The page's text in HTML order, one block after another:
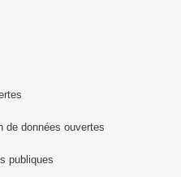
de données ouvertes
publiques